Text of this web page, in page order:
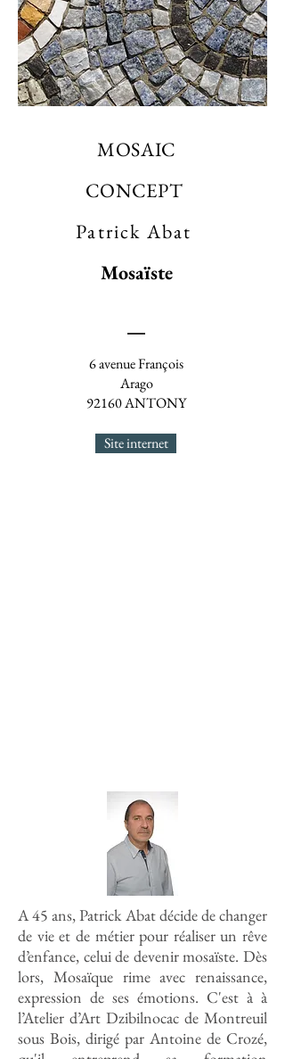
MOSAIC
CONCEPT
Patrick Abat
Mosaïste
6 avenue François
Arago
92160 ANTONY
Site internet
A 45 ans, Patrick Abat décide de changer
de vie et de métier pour réaliser un rêve
d’enfance, celui de devenir mosaïste. Dès
lors, Mosaïque rime avec renaissance,
expression de ses émotions. C'est à à
l’Atelier d’Art Dzibilnocac de Montreuil
sous Bois, dirigé par Antoine de Crozé,